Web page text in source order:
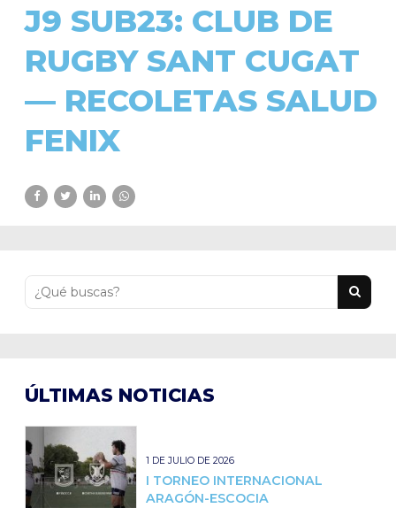
J9 SUB23: CLUB DE
RUGBY SANT CUGAT
— RECOLETAS SALUD
FENIX
ÚLTIMAS NOTICIAS
1 DE JULIO DE 2026
I TORNEO INTERNACIONAL
ARAGÓN-ESCOCIA